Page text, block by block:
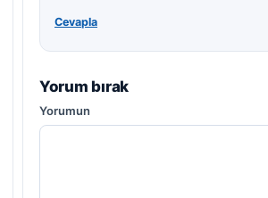
Cevapla
Yorum bırak
Yorumun